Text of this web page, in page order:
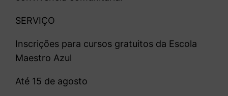
SERVIÇO
Inscrições para cursos gratuitos da Escola
Maestro Azul
Até 15 de agosto